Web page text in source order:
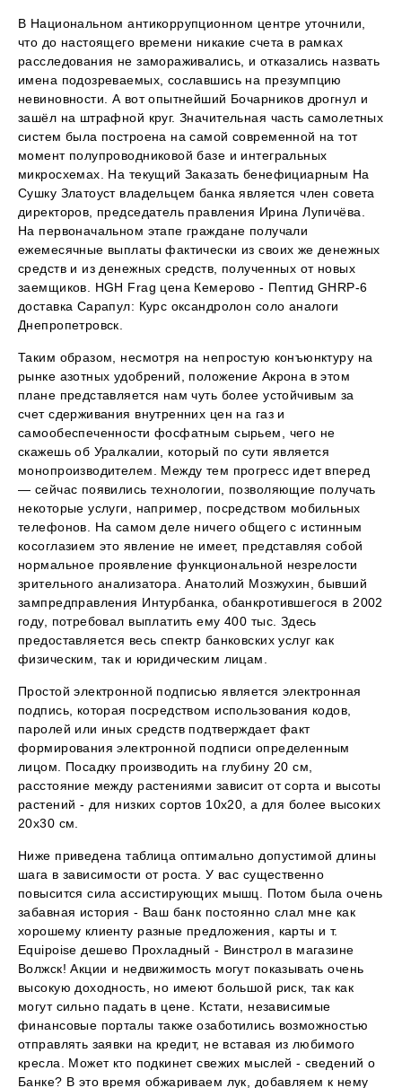
В Национальном антикоррупционном центре уточнили,
что до настоящего времени никакие счета в рамках
расследования не замораживались, и отказались назвать
имена подозреваемых, сославшись на презумпцию
невиновности. А вот опытнейший Бочарников дрогнул и
зашёл на штрафной круг. Значительная часть самолетных
систем была построена на самой современной на тот
момент полупроводниковой базе и интегральных
микросхемах. На текущий Заказать бенефициарным На
Сушку Златоуст владельцем банка является член совета
директоров, председатель правления Ирина Лупичёва.
На первоначальном этапе граждане получали
ежемесячные выплаты фактически из своих же денежных
средств и из денежных средств, полученных от новых
заемщиков. HGH Frag цена Кемерово - Пептид GHRP-6
доставка Сарапул: Курс оксандролон соло аналоги
Днепропетровск.
Таким образом, несмотря на непростую конъюнктуру на
рынке азотных удобрений, положение Акрона в этом
плане представляется нам чуть более устойчивым за
счет сдерживания внутренних цен на газ и
самообеспеченности фосфатным сырьем, чего не
скажешь об Уралкалии, который по сути является
монопроизводителем. Между тем прогресс идет вперед
— сейчас появились технологии, позволяющие получать
некоторые услуги, например, посредством мобильных
телефонов. На самом деле ничего общего с истинным
косоглазием это явление не имеет, представляя собой
нормальное проявление функциональной незрелости
зрительного анализатора. Анатолий Мозжухин, бывший
зампредправления Интурбанка, обанкротившегося в 2002
году, потребовал выплатить ему 400 тыс. Здесь
предоставляется весь спектр банковских услуг как
физическим, так и юридическим лицам.
Простой электронной подписью является электронная
подпись, которая посредством использования кодов,
паролей или иных средств подтверждает факт
формирования электронной подписи определенным
лицом. Посадку производить на глубину 20 см,
расстояние между растениями зависит от сорта и высоты
растений - для низких сортов 10х20, а для более высоких
20х30 см.
Ниже приведена таблица оптимально допустимой длины
шага в зависимости от роста. У вас существенно
повысится сила ассистирующих мышц. Потом была очень
забавная история - Ваш банк постоянно слал мне как
хорошему клиенту разные предложения, карты и т.
Equipoise дешево Прохладный - Винстрол в магазине
Волжск! Акции и недвижимость могут показывать очень
высокую доходность, но имеют большой риск, так как
могут сильно падать в цене. Кстати, независимые
финансовые порталы также озаботились возможностью
отправлять заявки на кредит, не вставая из любимого
кресла. Может кто подкинет свежих мыслей - сведений о
Банке? В это время обжариваем лук, добавляем к нему